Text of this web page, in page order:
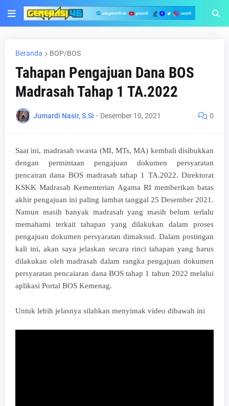
Beranda BOP/BOS
Tahapan Pengajuan Dana BOS
Madrasah Tahap 1 TA.2022
Jumardi Nasir, S.Si - Desember 10, 2021 0
Saat ini, madrasah swasta (MI, MTs, MA) kembali disibukkan
dengan permintaan pengajuan dokumen persyaratan
pencairan dana BOS madrasah tahap 1 TA.2022. Direktorat
KSKK Madrasah Kementerian Agama RI memberikan batas
akhir pengajuan ini paling lambat tanggal 25 Desember 2021.
Namun masih banyak madrasah yang masih belum terlalu
memahami terkait tahapan yang dilakukan dalam proses
pengajuan dokumen persyaratan dimaksud. Dalam postingan
kali ini, akan saya jelaskan secara rinci tahapan yang harus
dilakukan oleh madrasah dalam rangka pengajuan dokumen
persyaratan pencaiaran dana BOS tahap 1 tahun 2022 melalui
aplikasi Portal BOS Kemenag.
Untuk lebih jelasnya silahkan menyimak video dibawah ini